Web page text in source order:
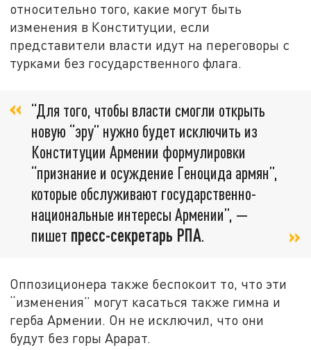
относительно того, какие могут быть
изменения в Конституции, если
представители власти идут на переговоры с
турками без государственного флага.
“Для того, чтобы власти смогли открыть
новую “эру” нужно будет исключить из
Конституции Армении формулировки
“признание и осуждение Геноцида армян”,
которые обслуживают государственно-
национальные интересы Армении”, —
пишет пресс-секретарь РПА.
Оппозиционера также беспокоит то, что эти
“изменения” могут касаться также гимна и
герба Армении. Он не исключил, что они
будут без горы Арарат.